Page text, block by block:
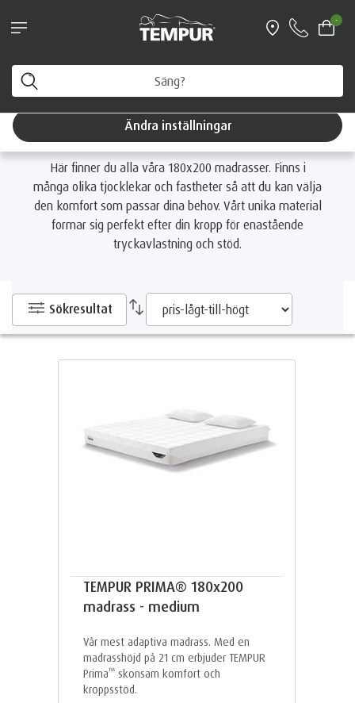
-
Boka personlig vägledning & få en fri
resekudde värd 1199 kr
Du tittar på Sverige-sidan. Du kan ändra dina
inställningar när som helst
Ändra inställningar
Hem Madrasser Välj madrass efter storlek 180x200 Madrasser
180x200 Madrasser
Här finner du alla våra 180x200 madrasser. Finns i
många olika tjocklekar och fastheter så att du kan välja
den komfort som passar dina behov. Vårt unika material
formar sig perfekt efter din kropp för enastående
tryckavlastning och stöd.
Sökresultat
TEMPUR PRIMA® 180x200
madrass - medium
Vår mest adaptiva madrass. Med en
madrasshöjd på 21 cm erbjuder TEMPUR
Prima™skonsam komfort och
kroppsstöd.